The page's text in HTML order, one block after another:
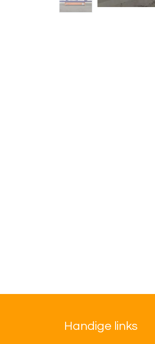
Handige links